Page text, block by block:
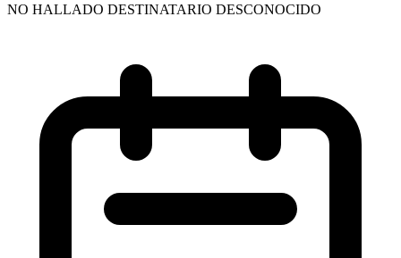
NO HALLADO DESTINATARIO DESCONOCIDO